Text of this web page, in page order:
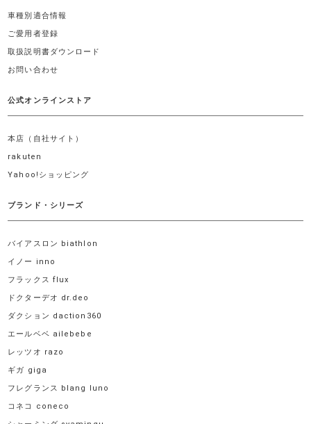
車種別適合情報
ご愛用者登録
取扱説明書ダウンロード
お問い合わせ
公式オンラインストア
本店（自社サイト）
rakuten
Yahoo!ショッピング
ブランド・シリーズ
バイアスロン biathlon
イノー inno
フラックス flux
ドクターデオ dr.deo
ダクション daction360
エールベベ ailebebe
レッツオ razo
ギガ giga
フレグランス blang luno
コネコ coneco